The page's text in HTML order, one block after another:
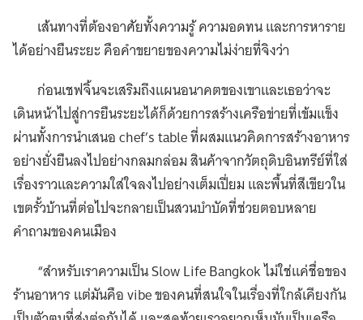
เส้นทางที่ต้องอาศัยทั้งความรู้ ความอดทน และการหาราย
ได้อย่างยืนระยะ คือคำขยายของความไม่ง่ายที่จิงว่า
ก่อนเชฟจิ้นจะเสริมถึงแผนอนาคตของเขาและเธอว่าจะ
เดินหน้าไปสู่การยืนระยะได้ก็ด้วยการสร้างเครือข่ายที่เข้มแข็ง
ผ่านทั้งการนำเสนอ chef’s table ที่ผสมแนวคิดการสร้างอาหาร
อย่างยั่งยืนลงไปอย่างกลมกล่อม สินค้าจากวัตถุดิบอินทรีย์ที่ใส่
เรื่องราวและความใส่ใจลงไปอย่างเต็มเปี่ยม และพื้นที่สีเขียวใน
เขตรั้วบ้านที่ต่อไปจะกลายเป็นสวนบำบัดที่ช่วยตอบหลาย
คำถามของคนเมือง
“สำหรับเราความเป็น Slow Life Bangkok ไม่ใช่แค่ชื่อของ
ร้านอาหาร แต่มันคือ vibe ของคนที่สนใจในเรื่องที่ใกล้เคียงกัน